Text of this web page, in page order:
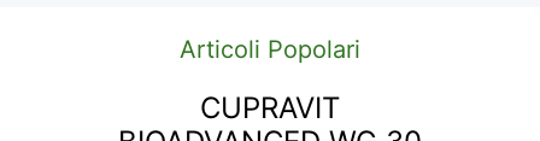
Articoli Popolari
CUPRAVIT